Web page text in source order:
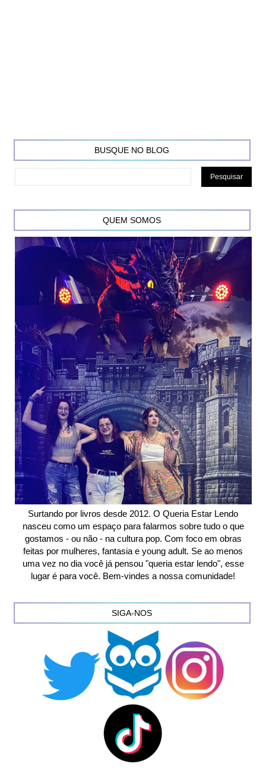
BUSQUE NO BLOG
QUEM SOMOS
Surtando por livros desde 2012. O Queria Estar Lendo
nasceu como um espaço para falarmos sobre tudo o que
gostamos - ou não - na cultura pop. Com foco em obras
feitas por mulheres, fantasia e young adult. Se ao menos
uma vez no dia você já pensou "queria estar lendo", esse
lugar é para você. Bem-vindes a nossa comunidade!
SIGA-NOS